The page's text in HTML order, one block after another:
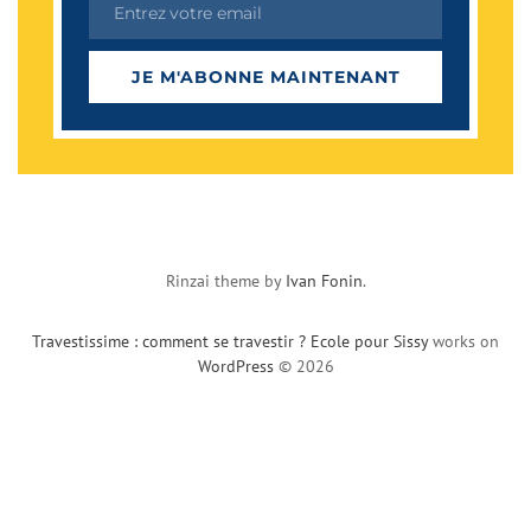
Entrez votre email
JE M'ABONNE MAINTENANT
Travestissime : comment se travestir ? Ecole pour Sissyworks on
WordPress © 2026
Rinzai theme by Ivan Fonin.